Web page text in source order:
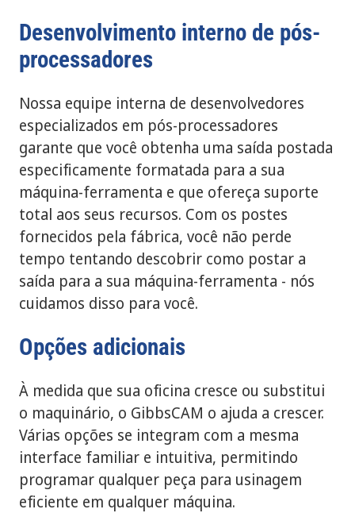
Desenvolvimento interno de pós-
processadores
Nossa equipe interna de desenvolvedores
especializados em pós-processadores
garante que você obtenha uma saída postada
especificamente formatada para a sua
máquina-ferramenta e que ofereça suporte
total aos seus recursos. Com os postes
fornecidos pela fábrica, você não perde
tempo tentando descobrir como postar a
saída para a sua máquina-ferramenta - nós
cuidamos disso para você.
Opções adicionais
À medida que sua oficina cresce ou substitui
o maquinário, o GibbsCAM o ajuda a crescer.
Várias opções se integram com a mesma
interface familiar e intuitiva, permitindo
programar qualquer peça para usinagem
eficiente em qualquer máquina.